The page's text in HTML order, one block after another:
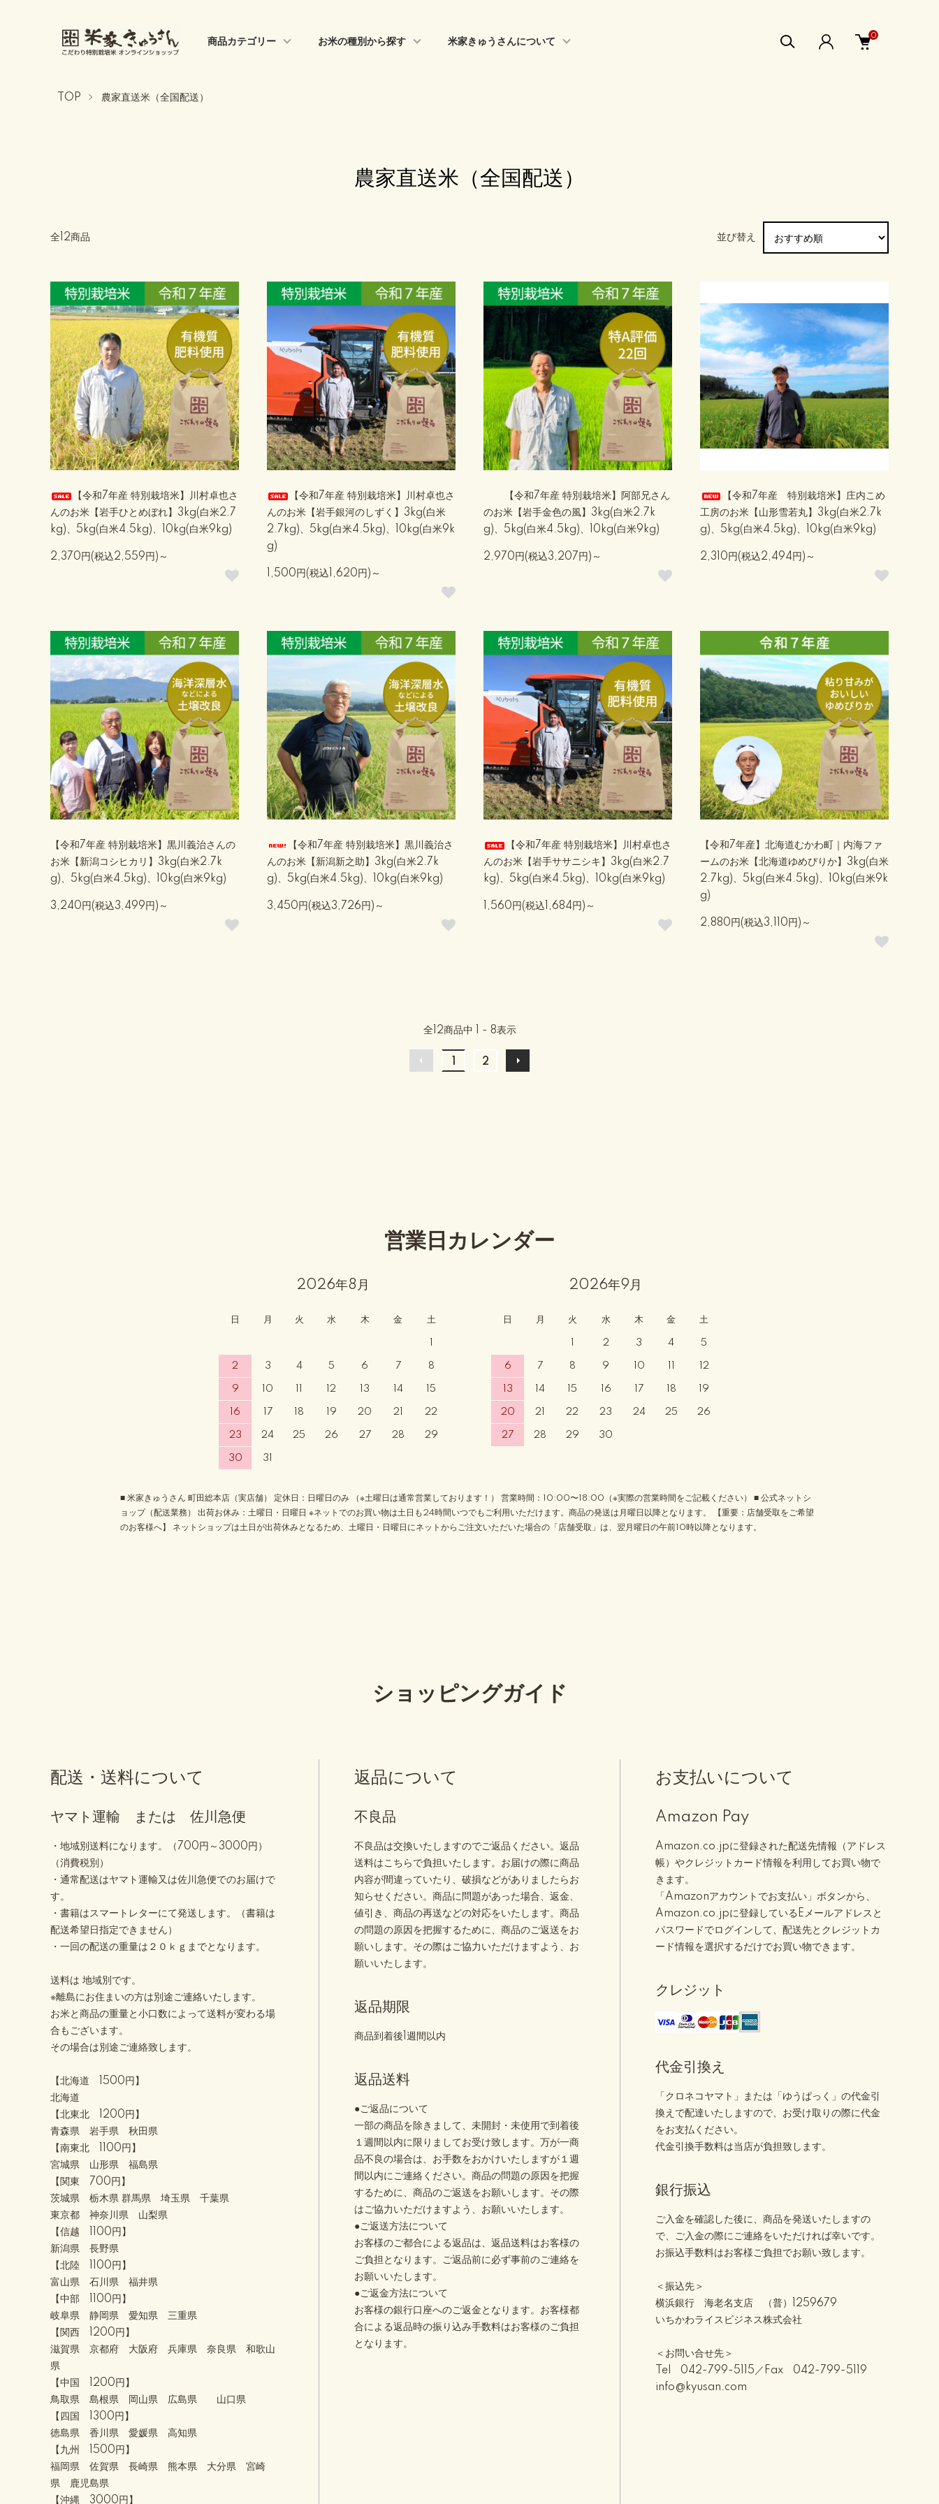
商品カテゴリー お米の種別から探す 米家きゅうさんについて
0
TOP 農家直送米（全国配送）
農家直送米（全国配送）
全12商品 並び替え
【令和7年産 特別栽培米】川村卓也さ
んのお米【岩手ひとめぼれ】3kg(白米2.7
kg)、5kg(白米4.5kg)、10kg(白米9kg)
2,370円(税込2,559円)～
【令和7年産 特別栽培米】川村卓也さ
んのお米【岩手銀河のしずく】3kg(白米
2.7kg)、5kg(白米4.5kg)、10kg(白米9k
g)
1,500円(税込1,620円)～
【令和7年産 特別栽培米】阿部兄さん
のお米【岩手金色の風】3kg(白米2.7k
g)、5kg(白米4.5kg)、10kg(白米9kg)
2,970円(税込3,207円)～
【令和7年産 特別栽培米】庄内こめ
工房のお米【山形雪若丸】3kg(白米2.7k
g)、5kg(白米4.5kg)、10kg(白米9kg)
2,310円(税込2,494円)～
【令和7年産 特別栽培米】黒川義治さんの
お米【新潟コシヒカリ】3kg(白米2.7k
g)、5kg(白米4.5kg)、10kg(白米9kg)
3,240円(税込3,499円)～
【令和7年産 特別栽培米】黒川義治さ
んのお米【新潟新之助】3kg(白米2.7k
g)、5kg(白米4.5kg)、10kg(白米9kg)
3,450円(税込3,726円)～
【令和7年産 特別栽培米】川村卓也さ
んのお米【岩手ササニシキ】3kg(白米2.7
kg)、5kg(白米4.5kg)、10kg(白米9kg)
1,560円(税込1,684円)～
【令和7年産】北海道むかわ町｜内海ファ
ームのお米【北海道ゆめぴりか】3kg(白米
2.7kg)、5kg(白米4.5kg)、10kg(白米9k
g)
2,880円(税込3,110円)～
全12商品中 1 - 8表示
2
営業日カレンダー
2026年8月
日 月 火 水 木 金 土
2 3 4 5 6 7 8
9 10 12 13 14 15
16 17 18 19 20 21 22
23 24 25 26 27 28 29
30 31
2026年9月
日 月 火 水 木 金 土
2 3 4 5
6 7 8 9 10 12
13 14 15 16 17 18 19
20 21 22 23 24 25 26
27 28 29 30
■ 米家きゅうさん 町田総本店（実店舗） 定休日：日曜日のみ （※土曜日は通常営業しております！） 営業時間：10:00〜18:00（※実際の営業時間をご記載ください） ■ 公式ネットシ
ョップ（配送業務） 出荷お休み：土曜日・日曜日 ※ネットでのお買い物は土日も24時間いつでもご利用いただけます。商品の発送は月曜日以降となります。 【重要：店舗受取をご希望
のお客様へ】 ネットショップは土日が出荷休みとなるため、土曜日・日曜日にネットからご注文いただいた場合の「店舗受取」は、翌月曜日の午前10時以降となります。
ショッピングガイド
配送・送料について
ヤマト運輸 または 佐川急便
・地域別送料になります。（700円～3000円）
（消費税別）
・通常配送はヤマト運輸又は佐川急便でのお届けで
す。
・書籍はスマートレターにて発送します。（書籍は
配送希望日指定できません）
・一回の配送の重量は２０ｋｇまでとなります。
送料は 地域別です。
※離島にお住まいの方は別途ご連絡いたします。
お米と商品の重量と小口数によって送料が変わる場
合もございます。
その場合は別途ご連絡致します。
【北海道 1500円】
北海道
【北東北 1200円】
青森県 岩手県 秋田県
【南東北 1100円】
宮城県 山形県 福島県
【関東 700円】
茨城県 栃木県 群馬県 埼玉県 千葉県
東京都 神奈川県 山梨県
【信越 1100円】
新潟県 長野県
【北陸 1100円】
富山県 石川県 福井県
【中部 1100円】
岐阜県 静岡県 愛知県 三重県
【関西 1200円】
滋賀県 京都府 大阪府 兵庫県 奈良県 和歌山
県
【中国 1200円】
鳥取県 島根県 岡山県 広島県 山口県
【四国 1300円】
徳島県 香川県 愛媛県 高知県
【九州 1500円】
福岡県 佐賀県 長崎県 熊本県 大分県 宮崎
県 鹿児島県
【沖縄 3000円】
返品について
不良品
不良品は交換いたしますのでご返品ください。返品
送料はこちらで負担いたします。お届けの際に商品
内容が間違っていたり、破損などがありましたらお
知らせください。商品に問題があった場合、返金、
値引き、商品の再送などの対応をいたします。商品
の問題の原因を把握するために、商品のご返送をお
願いします。その際はご協力いただけますよう、お
願いいたします。
返品期限
商品到着後1週間以内
返品送料
●ご返品について
一部の商品を除きまして、未開封・未使用で到着後
１週間以内に限りましてお受け致します。万が一商
品不良の場合は、お手数をおかけいたしますが１週
間以内にご連絡ください。商品の問題の原因を把握
するために、商品のご返送をお願いします。その際
はご協力いただけますよう、お願いいたします。
●ご返送方法について
お客様のご都合による返品は、返品送料はお客様の
ご負担となります。ご返品前に必ず事前のご連絡を
お願いいたします。
●ご返金方法について
お客様の銀行口座へのご返金となります。お客様都
合による返品時の振り込み手数料はお客様のご負担
となります。
お支払いについて
Amazon Pay
Amazon.co.jpに登録された配送先情報（アドレス
帳）やクレジットカード情報を利用してお買い物で
きます。
「Amazonアカウントでお支払い」ボタンから、
Amazon.co.jpに登録しているEメールアドレスと
パスワードでログインして、配送先とクレジットカ
ード情報を選択するだけでお買い物できます。
クレジット
代金引換え
「クロネコヤマト」または「ゆうぱっく」の代金引
換えで配達いたしますので、お受け取りの際に代金
をお支払ください。
代金引換手数料は当店が負担致します。
銀行振込
ご入金を確認した後に、商品を発送いたしますの
で、ご入金の際にご連絡をいただければ幸いです。
お振込手数料はお客様ご負担でお願い致します。
＜振込先＞
横浜銀行 海老名支店 （普）1259679
いちかわライスビジネス株式会社
＜お問い合せ先＞
Tel 042-799-5115／Fax 042-799-5119
info@kyusan.com